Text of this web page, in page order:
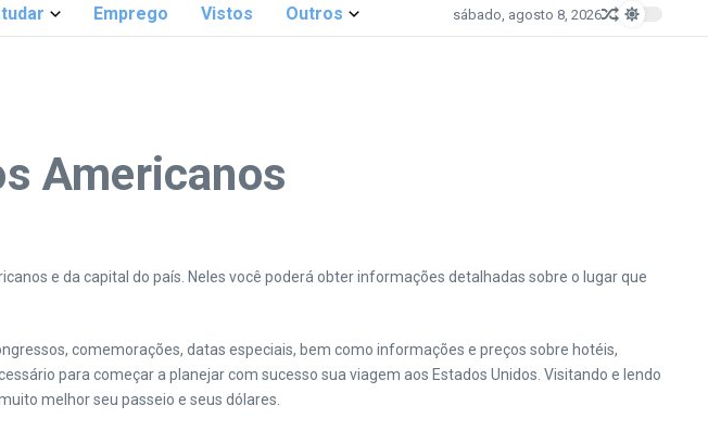
Emprego Vistos Outros sábado, agosto 8, 2026
Americanos
e da capital do país. Neles você poderá obter informações detalhadas sobre o lugar que
comemorações, datas especiais, bem como informações e preços sobre hotéis,
para começar a planejar com sucesso sua viagem aos Estados Unidos. Visitando e lendo
melhor seu passeio e seus dólares.